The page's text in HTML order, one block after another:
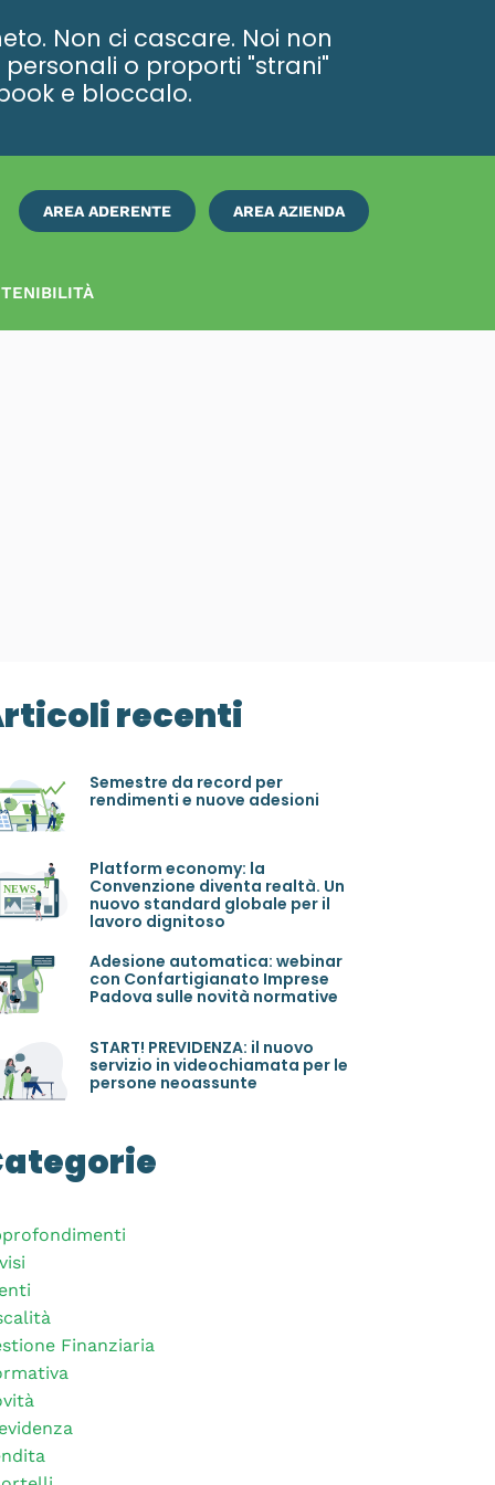
Non ci cascare. Noi non
o proporti "strani"
e bloccalo.
AREA ADERENTE AREA AZIENDA
ISCRIVITI
recenti
Semestre da record per
rendimenti e nuove adesioni
Platform economy: la
Convenzione diventa realtà. Un
nuovo standard globale per il
lavoro dignitoso
Adesione automatica: webinar
con Confartigianato Imprese
Padova sulle novità normative
START! PREVIDENZA: il nuovo
servizio in videochiamata per le
persone neoassunte
Finanziaria